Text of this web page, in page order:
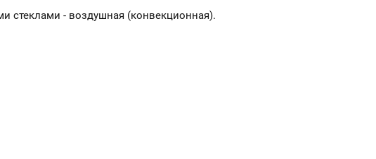
стеклами - воздушная (конвекционная).